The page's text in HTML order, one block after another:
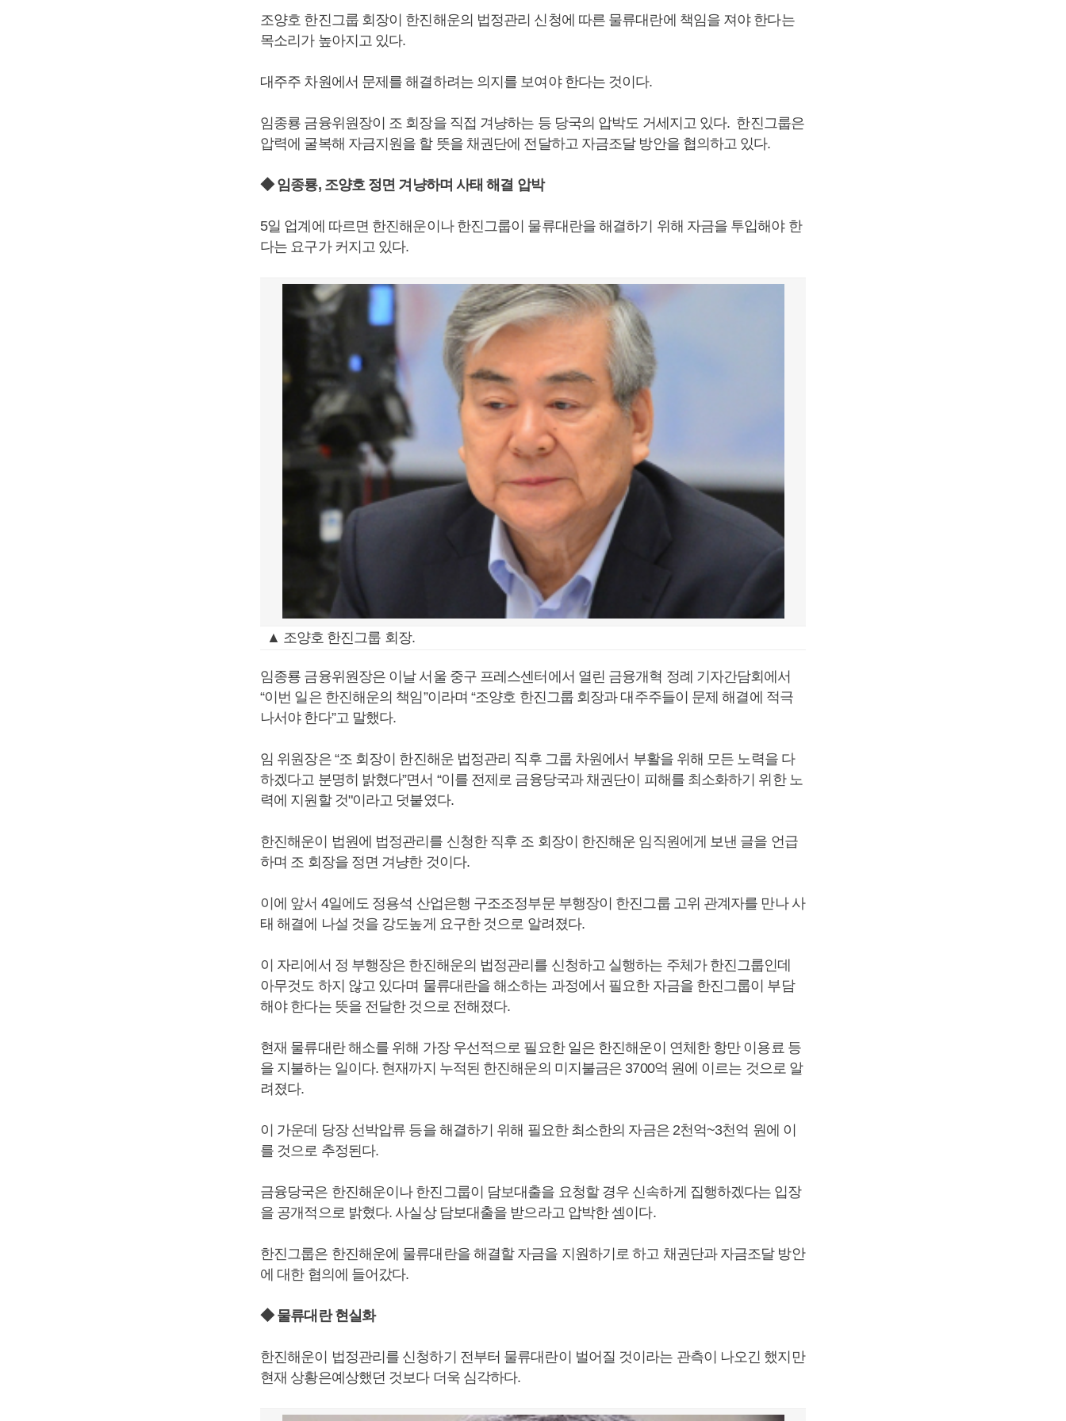
조양호 한진그룹 회장이 한진해운의 법정관리 신청에 따른 물류대란에 책임을 져야 한다는
목소리가 높아지고 있다.
대주주 차원에서 문제를 해결하려는 의지를 보여야 한다는 것이다.
임종룡 금융위원장이 조 회장을 직접 겨냥하는 등 당국의 압박도 거세지고 있다. 한진그룹은
압력에 굴복해 자금지원을 할 뜻을 채권단에 전달하고 자금조달 방안을 협의하고 있다.
◆ 임종룡, 조양호 정면 겨냥하며 사태 해결 압박
5일 업계에 따르면 한진해운이나 한진그룹이 물류대란을 해결하기 위해 자금을 투입해야 한
다는 요구가 커지고 있다.
▲ 조양호 한진그룹 회장.
임종룡 금융위원장은 이날 서울 중구 프레스센터에서 열린 금융개혁 정례 기자간담회에서
“이번 일은 한진해운의 책임”이라며 “조양호 한진그룹 회장과 대주주들이 문제 해결에 적극
나서야 한다”고 말했다.
임 위원장은 “조 회장이 한진해운 법정관리 직후 그룹 차원에서 부활을 위해 모든 노력을 다
하겠다고 분명히 밝혔다”면서 “이를 전제로 금융당국과 채권단이 피해를 최소화하기 위한 노
력에 지원할 것"이라고 덧붙였다.
한진해운이 법원에 법정관리를 신청한 직후 조 회장이 한진해운 임직원에게 보낸 글을 언급
하며 조 회장을 정면 겨냥한 것이다.
이에 앞서 4일에도 정용석 산업은행 구조조정부문 부행장이 한진그룹 고위 관계자를 만나 사
태 해결에 나설 것을 강도높게 요구한 것으로 알려졌다.
이 자리에서 정 부행장은 한진해운의 법정관리를 신청하고 실행하는 주체가 한진그룹인데
아무것도 하지 않고 있다며 물류대란을 해소하는 과정에서 필요한 자금을 한진그룹이 부담
해야 한다는 뜻을 전달한 것으로 전해졌다.
현재 물류대란 해소를 위해 가장 우선적으로 필요한 일은 한진해운이 연체한 항만 이용료 등
을 지불하는 일이다. 현재까지 누적된 한진해운의 미지불금은 3700억 원에 이르는 것으로 알
려졌다.
이 가운데 당장 선박압류 등을 해결하기 위해 필요한 최소한의 자금은 2천억~3천억 원에 이
를 것으로 추정된다.
금융당국은 한진해운이나 한진그룹이 담보대출을 요청할 경우 신속하게 집행하겠다는 입장
을 공개적으로 밝혔다. 사실상 담보대출을 받으라고 압박한 셈이다.
한진그룹은 한진해운에 물류대란을 해결할 자금을 지원하기로 하고 채권단과 자금조달 방안
에 대한 협의에 들어갔다.
◆ 물류대란 현실화
한진해운이 법정관리를 신청하기 전부터 물류대란이 벌어질 것이라는 관측이 나오긴 했지만
현재 상황은예상했던 것보다 더욱 심각하다.